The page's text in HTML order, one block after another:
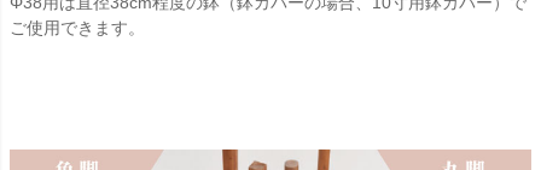
ご使用できます。